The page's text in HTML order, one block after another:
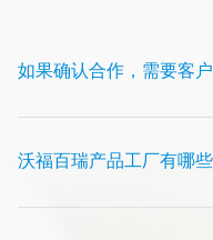
如果确认合作，需要客
沃福百瑞产品工厂有哪